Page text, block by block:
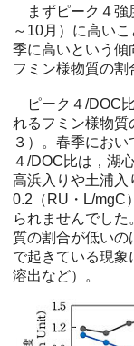
まずピーク４強
～10月）に高い
季に高いという傾
フミン様物質の割
ピーク４/DOC
れるフミン様物質
３）。春季にお
４/DOC比は，湖
高浜入りや土浦入
0.2（RU・L/mgC
られませんでし
質の割合が低いの
で起きている現
溶出など）。